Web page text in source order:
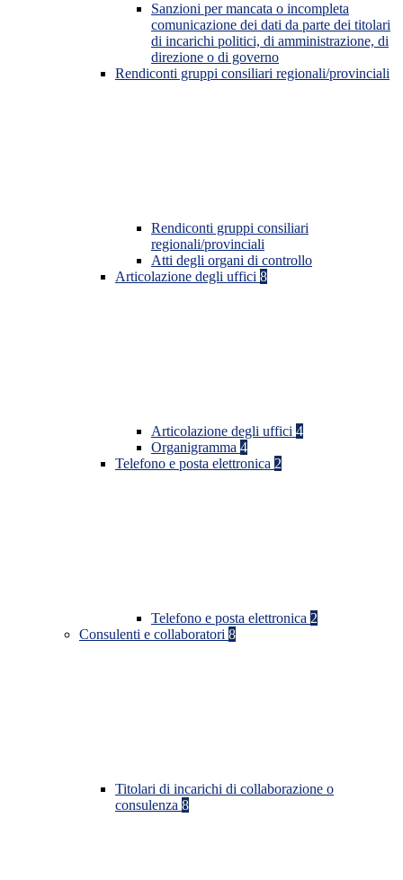
Sanzioni per mancata o incompleta
comunicazione dei dati da parte dei titolari
di incarichi politici, di amministrazione, di
direzione o di governo
Rendiconti gruppi consiliari regionali/provinciali
Rendiconti gruppi consiliari
regionali/provinciali
Atti degli organi di controllo
Articolazione degli uffici 8
Articolazione degli uffici 4
Organigramma 4
Telefono e posta elettronica 2
Telefono e posta elettronica 2
Consulenti e collaboratori 8
Titolari di incarichi di collaborazione o
consulenza 8